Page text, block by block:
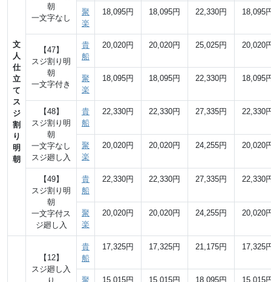
文
人
仕
立
て
ス
ジ
割
り
明
朝
朝
一文字なし
聚
楽
18,095円 18,095円 22,330円 18,095
【47】
スジ割り明
朝
一文字付き
貴
船
20,020円 20,020円 25,025円 20,020
聚
楽
18,095円 18,095円 22,330円 18,095
【48】
スジ割り明
朝
一文字なし
スジ廻し入
貴
船
22,330円 22,330円 27,335円 22,330
聚
楽
20,020円 20,020円 24,255円 20,020
【49】
スジ割り明
朝
一文字付ス
ジ廻し入
貴
船
22,330円 22,330円 27,335円 22,330
聚
楽
20,020円 20,020円 24,255円 20,020
【12】
スジ廻し入
貴
船
17,325円 17,325円 21,175円 17,325
聚
15,015円 15,015円 18,095円 15,015